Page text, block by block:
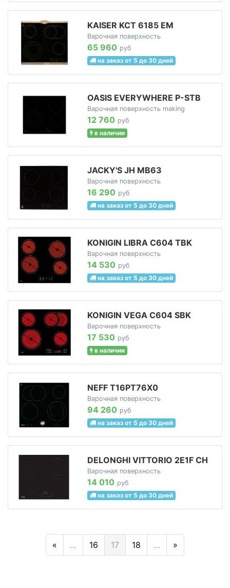
KAISER KCT 6185 EM
Варочная поверхность
65 960 руб
на заказ от 5 до 30 дней
OASIS EVERYWHERE P-STB
Варочная поверхность making
12 760 руб
в наличии
JACKY'S JH MB63
Варочная поверхность
16 290 руб
на заказ от 5 до 30 дней
KONIGIN LIBRA C604 TBK
Варочная поверхность
14 530 руб
на заказ от 5 до 30 дней
KONIGIN VEGA C604 SBK
Варочная поверхность
17 530 руб
в наличии
NEFF T16PT76X0
Варочная поверхность
94 260 руб
на заказ от 5 до 30 дней
DELONGHI VITTORIO 2E1F CH
Варочная поверхность
14 010 руб
на заказ от 5 до 30 дней
« … 16 17 18 … »